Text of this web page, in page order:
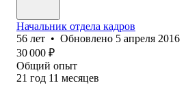
Начальник отдела кадров
56 лет • Обновлено 5 апреля 2016
30 000 ₽
Общий опыт
21 год 11 месяцев